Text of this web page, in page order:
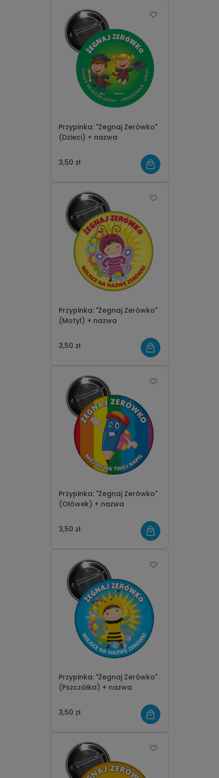
Przypinka: "Żegnaj Zerówko"
(Dzieci) + nazwa
3,50 zł
Przypinka: "Żegnaj Zerówko"
(Motyl) + nazwa
3,50 zł
Przypinka: "Żegnaj Zerówko"
(Ołówek) + nazwa
3,50 zł
Przypinka: "Żegnaj Zerówko"
(Pszczółka) + nazwa
3,50 zł